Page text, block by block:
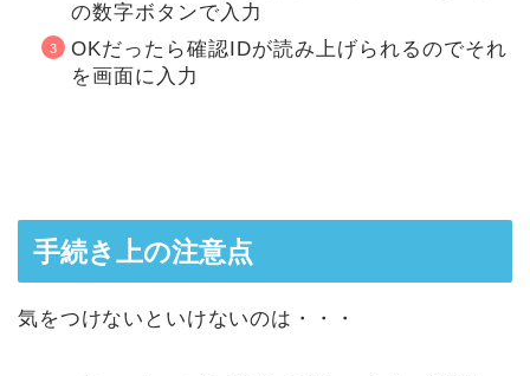
の数字ボタンで入力
OKだったら確認IDが読み上げられるのでそれ
を画面に入力
手続き上の注意点
気をつけないといけないのは・・・